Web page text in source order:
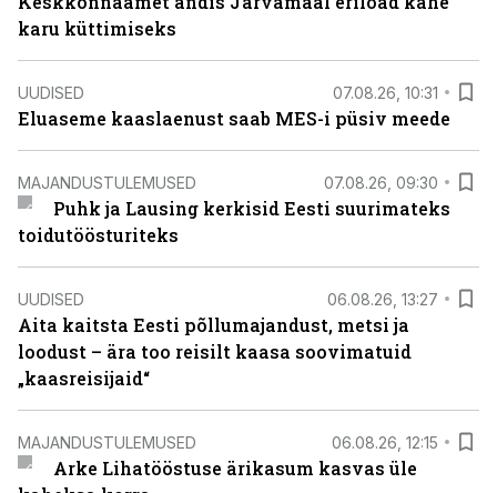
karu küttimiseks
UUDISED 07.08.26, 10:31
Eluaseme kaaslaenust saab MES-i püsiv meede
MAJANDUSTULEMUSED 07.08.26, 09:30
Puhk ja Lausing kerkisid Eesti suurimateks
toidutöösturiteks
UUDISED 06.08.26, 13:27
Aita kaitsta Eesti põllumajandust, metsi ja
loodust – ära too reisilt kaasa soovimatuid
„kaasreisijaid“
MAJANDUSTULEMUSED 06.08.26, 12:15
Arke Lihatööstuse ärikasum kasvas üle